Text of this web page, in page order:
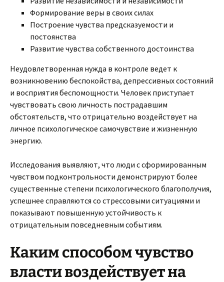
Формирование веры в своих силах
Построение чувства предсказуемости и
постоянства
Развитие чувства собственного достоинства
Неудовлетворенная нужда в контроле ведет к
возникновению беспокойства, депрессивных состояний
и восприятия беспомощности. Человек приступает
чувствовать свою личность пострадавшим
обстоятельств, что отрицательно воздействует на
личное психологическое самочувствие и жизненную
энергию.
Исследования выявляют, что люди с сформированным
чувством подконтрольности демонстрируют более
существенные степени психологического благополучия,
успешнее справляются со стрессовыми ситуациями и
показывают повышенную устойчивость к
отрицательным повседневным событиям.
Каким способом чувство
власти воздействует на